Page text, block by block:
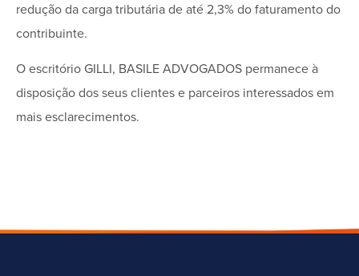
redução da carga tributária de até 2,3% do faturamento do
contribuinte.
O escritório GILLI, BASILE ADVOGADOS permanece à
disposição dos seus clientes e parceiros interessados em
mais esclarecimentos.